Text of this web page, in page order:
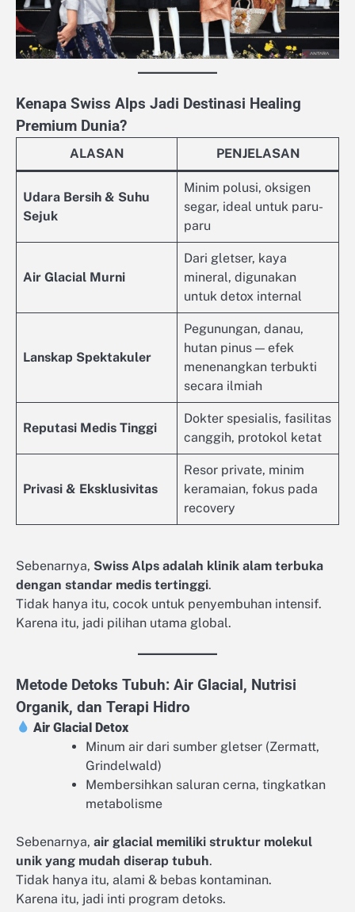
Kenapa Swiss Alps Jadi Destinasi Healing
Premium Dunia?
ALASAN PENJELASAN
Udara Bersih & Suhu
Sejuk
Minim polusi, oksigen
segar, ideal untuk paru-
paru
Air Glacial Murni
Dari gletser, kaya
mineral, digunakan
untuk detox internal
Lanskap Spektakuler
Pegunungan, danau,
hutan pinus — efek
menenangkan terbukti
secara ilmiah
Reputasi Medis Tinggi
Dokter spesialis, fasilitas
canggih, protokol ketat
Privasi & Eksklusivitas
Resor private, minim
keramaian, fokus pada
recovery
Sebenarnya, Swiss Alps adalah klinik alam terbuka
dengan standar medis tertinggi.
Tidak hanya itu, cocok untuk penyembuhan intensif.
Karena itu, jadi pilihan utama global.
Metode Detoks Tubuh: Air Glacial, Nutrisi
Organik, dan Terapi Hidro
Air Glacial Detox
Minum air dari sumber gletser (Zermatt,
Grindelwald)
Membersihkan saluran cerna, tingkatkan
metabolisme
Sebenarnya, air glacial memiliki struktur molekul
unik yang mudah diserap tubuh.
Tidak hanya itu, alami & bebas kontaminan.
Karena itu, jadi inti program detoks.